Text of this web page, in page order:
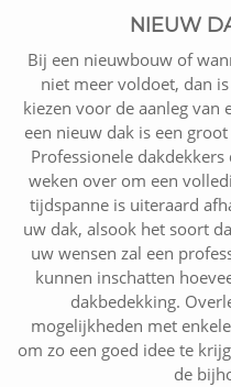
NIEUW
Bij een nieuwbouw of
niet meer voldoet, dan
kiezen voor de aanleg van
een nieuw dak is een
Professionele
weken over om een
tijdspanne is uiteraard
uw dak, alsook het soort
uw wensen zal een
kunnen inschatten
dakbedekking.
mogelijkheden met
om zo een goed idee te
de